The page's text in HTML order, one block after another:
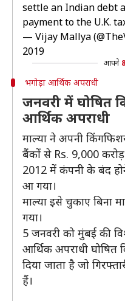
settle an Indian debt
payment to the U.K.
— Vijay Mallya
2019
आपने
भगोड़ा आर्थिक अपराधी
जनवरी में घोषित
आर्थिक अपराधी
माल्या ने अपनी
बैंकों से Rs. 9,000 करोड़
2012 में कंपनी के बंद
आ गया।
माल्या इसे चुकाए बिना
गया।
5 जनवरी को मुंबई की
आर्थिक अपराधी घोषित
दिया जाता है जो
हैं।